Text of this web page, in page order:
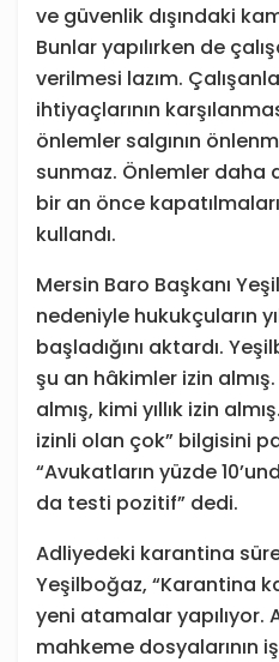
ve güvenlik dışındaki
Bunlar yapılırken de
verilmesi lazım.
ihtiyaçlarının
önlemler salgının
sunmaz. Önlemler daha
bir an önce
kullandı.
Mersin Baro Başkanı
nedeniyle hukukçuların
başladığını aktardı.
şu an hâkimler izin
almış, kimi yıllık izin
izinli olan çok” bilgisini
“Avukatların yüzde
da testi pozitif” dedi.
Adliyedeki karantina
Yeşilboğaz, “Karantina
yeni atamalar yapılıyor.
mahkeme dosyalarının